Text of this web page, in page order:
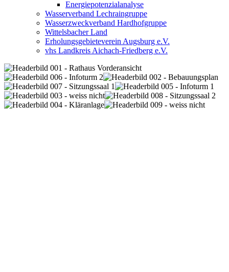
Energiepotenzialanalyse
Wasserverband Lechraingruppe
Wasserzweckverband Hardhofgruppe
Wittelsbacher Land
Erholungsgebieteverein Augsburg e.V.
vhs Landkreis Aichach-Friedberg e.V.